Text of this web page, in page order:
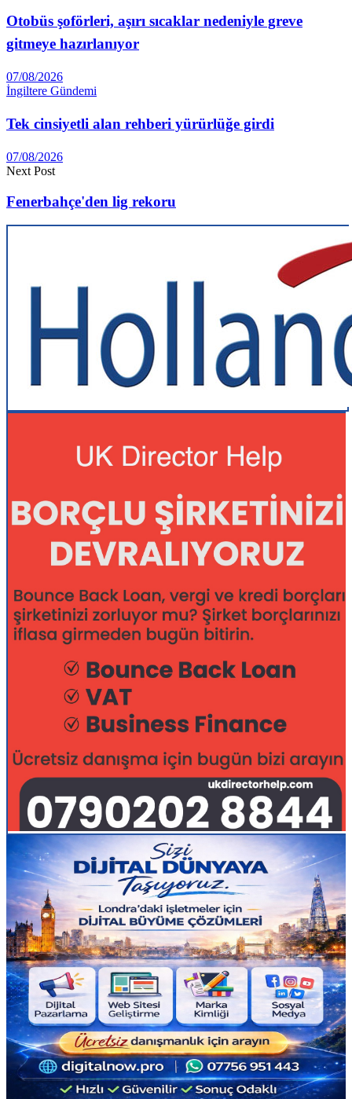
Otobüs şoförleri, aşırı sıcaklar nedeniyle greve
gitmeye hazırlanıyor
07/08/2026
İngiltere Gündemi
Tek cinsiyetli alan rehberi yürürlüğe girdi
07/08/2026
Next Post
Fenerbahçe'den lig rekoru